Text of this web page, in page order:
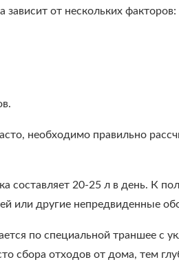
от нескольких факторов:
необходимо правильно
составляет 20-25 л в день. К
или другие непредвиденные
по специальной траншее с
сбора отходов от дома, тем